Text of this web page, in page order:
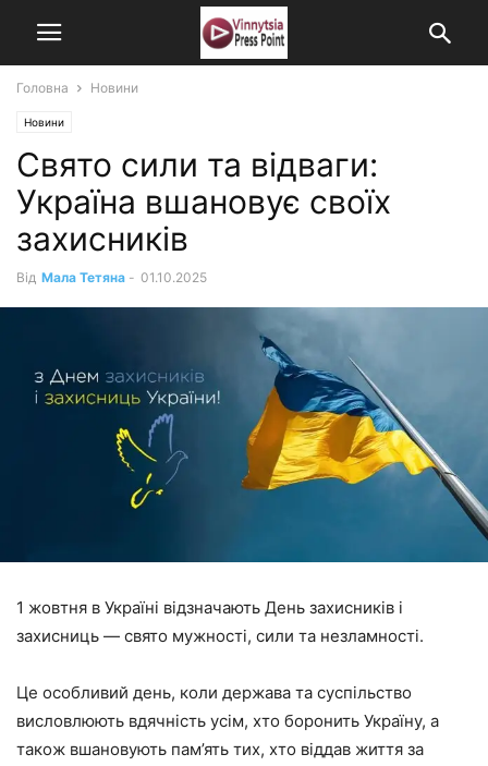
Головна Новини
Новини
Свято сили та відваги:
Україна вшановує своїх
захисників
Від Мала Тетяна - 01.10.2025
1 жовтня в Україні відзначають День захисників і
захисниць — свято мужності, сили та незламності.
Це особливий день, коли держава та суспільство
висловлюють вдячність усім, хто боронить Україну, а
також вшановують пам’ять тих, хто віддав життя за